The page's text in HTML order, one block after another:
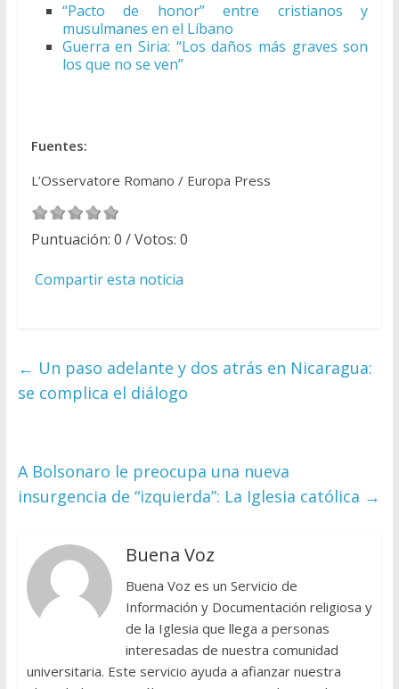
“Pacto de honor” entre cristianos y
musulmanes en el Líbano
Guerra en Siria: “Los daños más graves son
los que no se ven”
Fuentes:
L’Osservatore Romano / Europa Press
Puntuación: 0 / Votos: 0
Compartir esta noticia
← Un paso adelante y dos atrás en Nicaragua:
se complica el diálogo
A Bolsonaro le preocupa una nueva
insurgencia de “izquierda”: La Iglesia católica →
Buena Voz
Buena Voz es un Servicio de
Información y Documentación religiosa y
de la Iglesia que llega a personas
interesadas de nuestra comunidad
universitaria. Este servicio ayuda a afianzar nuestra